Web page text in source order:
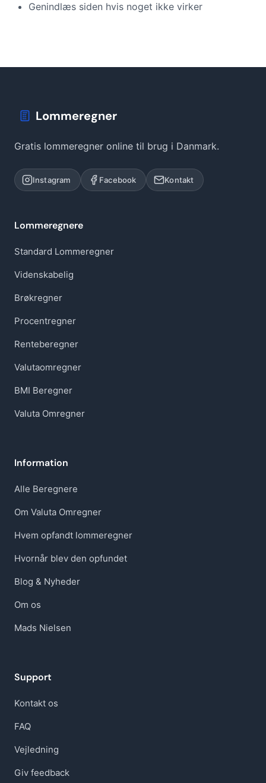
Genindlæs siden hvis noget ikke virker
Lommeregner
Gratis lommeregner online til brug i Danmark.
Instagram Facebook Kontakt
Lommeregnere
Standard Lommeregner
Videnskabelig
Brøkregner
Procentregner
Renteberegner
Valutaomregner
BMI Beregner
Valuta Omregner
Information
Alle Beregnere
Om Valuta Omregner
Hvem opfandt lommeregner
Hvornår blev den opfundet
Blog & Nyheder
Om os
Mads Nielsen
Support
Kontakt os
FAQ
Vejledning
Giv feedback